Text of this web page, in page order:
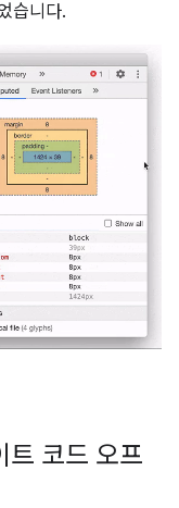
습니다.
코드 오프